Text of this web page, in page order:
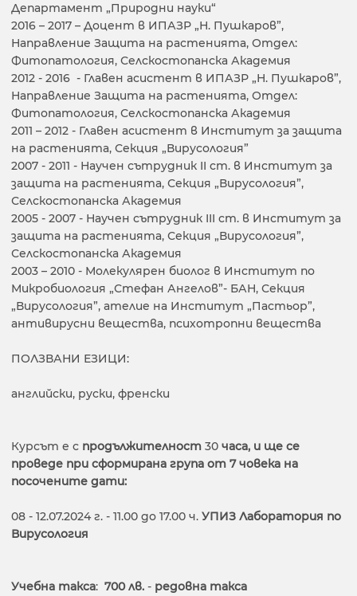
Департамент „Природни науки“
2016 – 2017 – Доцент в ИПАЗР „Н. Пушкаров”,
Направление Защита на растенията, Отдел:
Фитопатология, Селскостопанска Академия
2012 - 2016 - Главен асистент в ИПАЗР „Н. Пушкаров”,
Направление Защита на растенията, Отдел:
Фитопатология, Селскостопанска Академия
2011 – 2012 - Главен асистент в Институт за защита
на растенията, Секция „Вирусология”
2007 - 2011 - Научен сътрудник II ст. в Институт за
защита на растенията, Секция „Вирусология”,
Селскостопанска Академия
2005 - 2007 - Научен сътрудник III ст. в Институт за
защита на растенията, Секция „Вирусология”,
Селскостопанска Академия
2003 – 2010 - Молекулярен биолог в Институт по
Микробиология „Стефан Ангелов”- БАН, Секция
„Вирусология”, ателие на Институт „Пастьор”,
антивирусни вещества, психотропни вещества
ПОЛЗВАНИ ЕЗИЦИ:
английски, руски, френски
Курсът е с продължителност 30 часа, и ще се
проведе при сформирана група от 7 човека на
посочените дати:
08 - 12.07.2024 г. - 11.00 до 17.00 ч. УПИЗ Лаборатория по
Вирусология
Учебна такса: 700 лв. - редовна такса